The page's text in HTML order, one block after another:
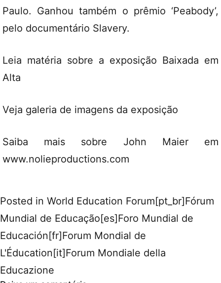
Paulo. Ganhou também o prêmio ‘Peabody’,
pelo documentário Slavery.
Leia matéria sobre a exposição Baixada em
Alta
Veja galeria de imagens da exposição
Saiba mais sobre John Maier em
www.nolieproductions.com
Posted in World Education Forum[pt_br]Fórum
Mundial de Educação[es]Foro Mundial de
Educación[fr]Forum Mondial de
L'Éducation[it]Forum Mondiale della
Educazione